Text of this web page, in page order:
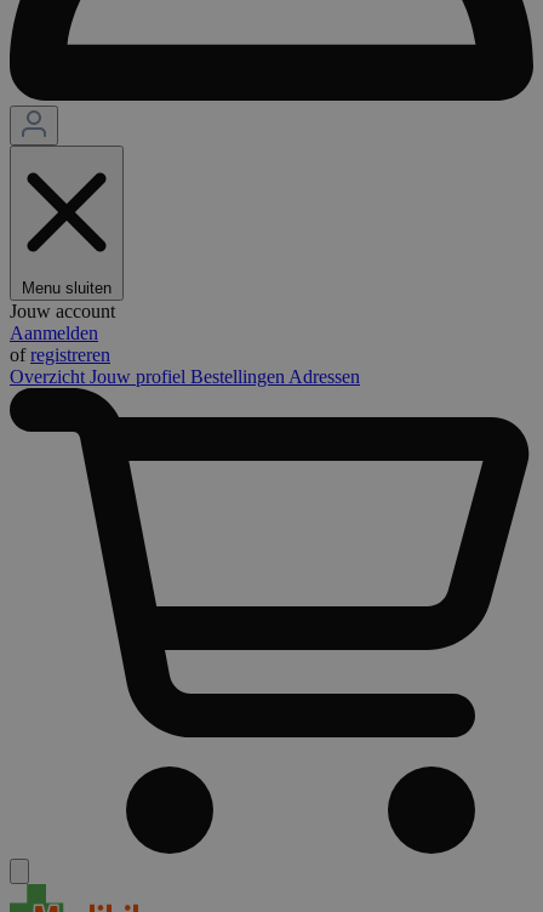
Menu sluiten
Jouw account
Aanmelden
ofregistreren
Overzicht Jouw profiel Bestellingen Adressen